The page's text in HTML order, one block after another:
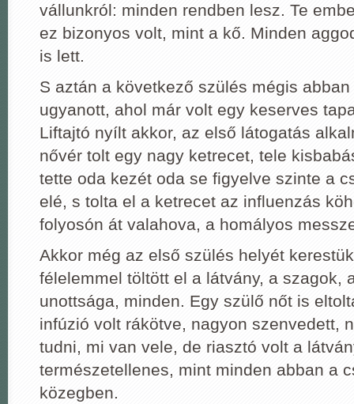
vállunkról: minden rendben lesz. Te
ez bizonyos volt, mint a kő. Minden
is lett.
S aztán a következő szülés mégis
ugyanott, ahol már volt egy keserves
Liftajtó nyílt akkor, az első látogatás
nővér tolt egy nagy ketrecet, tele
tette oda kezét oda se figyelve szinte a
elé, s tolta el a ketrecet az influenzás
folyosón át valahova, a homályos
Akkor még az első szülés helyét
félelemmel töltött el a látvány, a szagok,
unottsága, minden. Egy szülő nőt is
infúzió volt rákötve, nagyon szenvedett,
tudni, mi van vele, de riasztó volt a
természetellenes, mint minden abban a
közegben.